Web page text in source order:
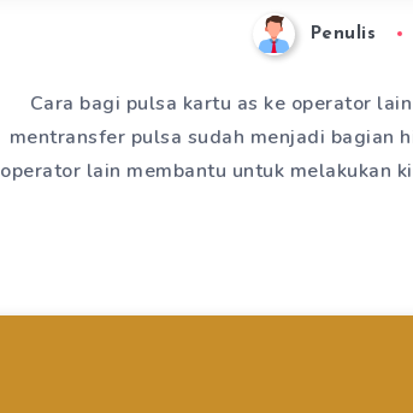
Penulis
Cara bagi pulsa kartu as ke operator
mentransfer pulsa sudah menjadi bagian
operator lain membantu untuk melakukan